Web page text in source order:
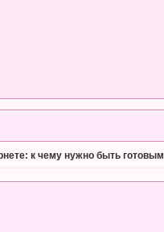
к чему нужно быть готовым